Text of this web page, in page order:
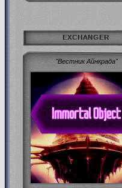
EXCHANGER
"Вестник Айнкрада"